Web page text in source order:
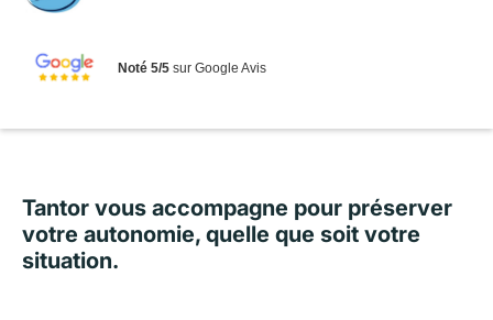
Noté 5/5sur Google Avis
Tantor vous accompagne pour préserver
votre autonomie, quelle que soit votre
situation.